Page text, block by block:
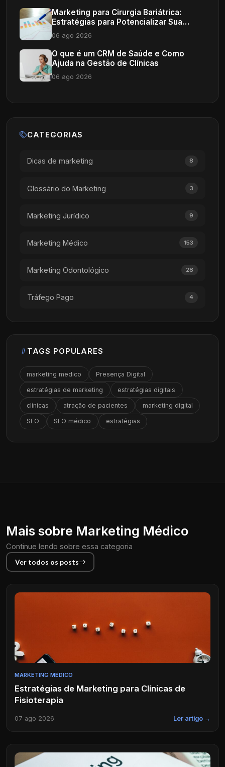
Marketing para Cirurgia Bariátrica:
Estratégias para Potencializar Sua
Clínica
06 ago 2026
O que é um CRM de Saúde e Como
Ajuda na Gestão de Clínicas
06 ago 2026
CATEGORIAS
Dicas de marketing 8
Glossário do Marketing 3
Marketing Jurídico 9
Marketing Médico 153
Marketing Odontológico 28
Tráfego Pago 4
TAGS POPULARES
marketing medico Presença Digital
estratégias de marketing estratégias digitais
clínicas atração de pacientes marketing digital
SEO SEO médico estratégias
Mais sobre Marketing Médico
Continue lendo sobre essa categoria
Ver todos os posts
MARKETING MÉDICO
Estratégias de Marketing para Clínicas de
Fisioterapia
07 ago 2026 Ler artigo →